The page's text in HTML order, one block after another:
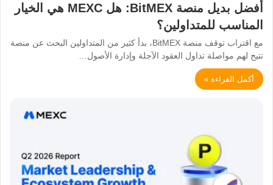
أفضل بديل منصة BitMEX: هل MEXC هي الخيار
المناسب للمتداولين؟
مع اقتراب توقف منصة BitMEX، بدأ كثير من المتداولين البحث عن منصة
تتيح لهم مواصلة تداول العقود الآجلة وإدارة الأصول…
أكمل القراءة »